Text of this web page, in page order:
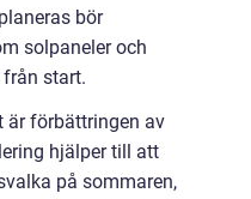
bör
solpaneler och
start.
är förbättringen av
hjälper till att
på sommaren,